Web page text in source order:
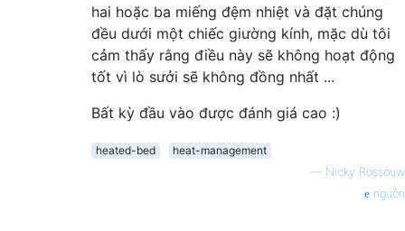
hai hoặc ba miếng đệm nhiệt và đặt chúng
đều dưới một chiếc giường kính, mặc dù tôi
cảm thấy rằng điều này sẽ không hoạt động
tốt vì lò sưởi sẽ không đồng nhất ...
Bất kỳ đầu vào được đánh giá cao :)
heated-bed
heat-management
— Nicky Rossouw
nguồn